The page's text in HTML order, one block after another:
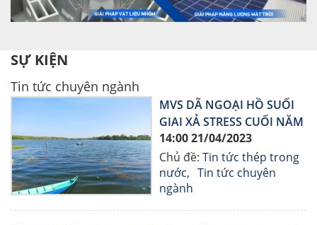
SỰ KIỆN
Tin tức chuyên ngành
MVS DÃ NGOẠI HỒ SUỐI
GIAI XẢ STRESS CUỐI NĂM
14:00 21/04/2023
Chủ đề: Tin tức thép trong
nước
Tin tức chuyên
ngành